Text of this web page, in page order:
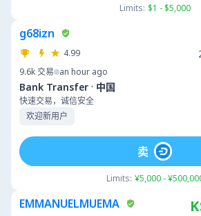
Limits: $1 - $5,000
g68izn
4.99
9.6k交易 an hour ago
Bank Transfer · 中国
快速交易，诚信安全
欢迎新用户
Limits: ¥5,000 -
卖
EMMANUELMUEMA